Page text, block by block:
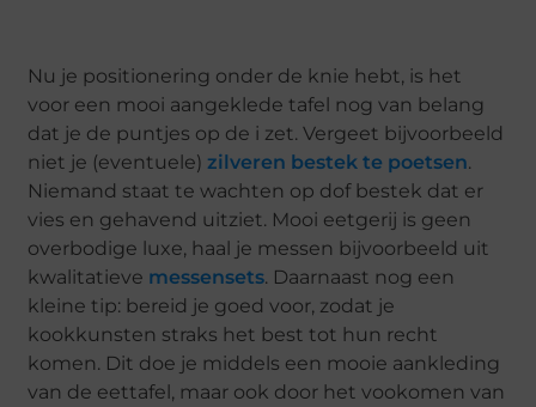
Nu je positionering onder de knie hebt, is het
voor een mooi aangeklede tafel nog van belang
dat je de puntjes op de i zet. Vergeet bijvoorbeeld
niet je (eventuele) zilveren bestek te poetsen.
Niemand staat te wachten op dof bestek dat er
vies en gehavend uitziet. Mooi eetgerij is geen
overbodige luxe, haal je messen bijvoorbeeld uit
kwalitatieve messensets. Daarnaast nog een
kleine tip: bereid je goed voor, zodat je
kookkunsten straks het best tot hun recht
komen. Dit doe je middels een mooie aankleding
van de eettafel, maar ook door het vookomen van